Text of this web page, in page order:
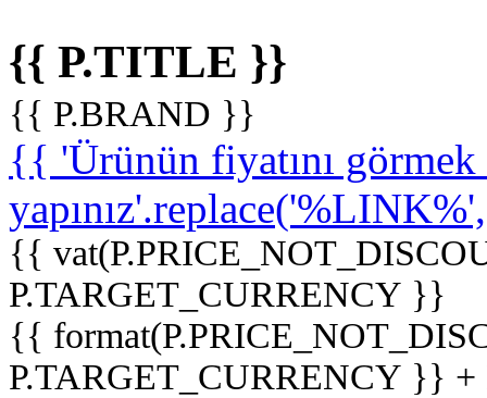
{{ P.TITLE }}
{{ P.BRAND }}
{{ 'Ürünün fiyatını
{{
P.TARGET_CURRENCY }}
{{
P.TARGET_CURRENCY }}